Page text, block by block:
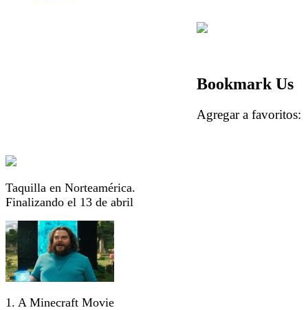
Taquilla en Norteamérica.
Finalizando el 13 de abril
1. A Minecraft Movie
Bookmark Us
Agregar a